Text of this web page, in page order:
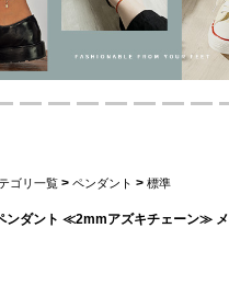
ゴリ一覧 > ペンダント > 標準
ンダント ≪2mmアズキチェーン≫